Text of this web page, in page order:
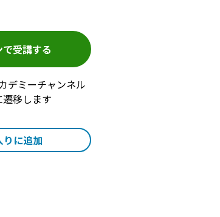
受講する
デミーチャンネル
遷移します
りに追加